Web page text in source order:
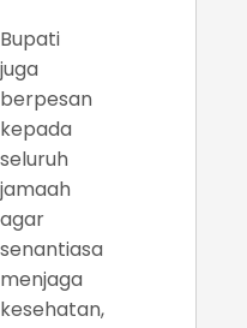
Bupati
juga
berpesan
kepada
seluruh
jamaah
agar
senantiasa
menjaga
kesehatan,